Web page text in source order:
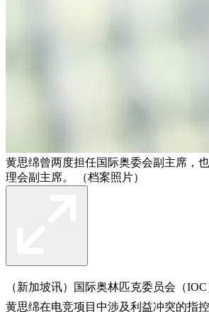
黄思绵曾两度担任国际奥委会副主席，
理会副主席。 （档案照片）
（新加坡讯）国际奥林匹克委员会（
黄思绵在电竞项目中涉及利益冲突的指